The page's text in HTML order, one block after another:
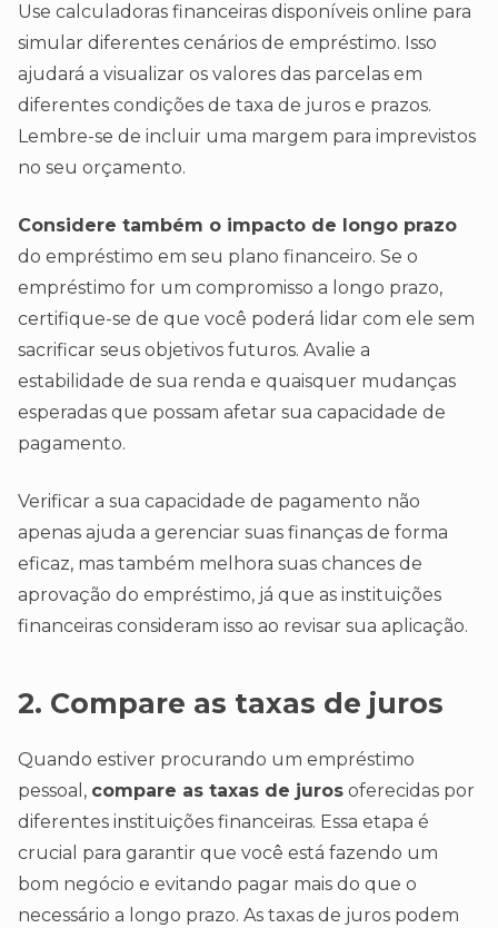
Use calculadoras financeiras disponíveis online para
simular diferentes cenários de empréstimo. Isso
ajudará a visualizar os valores das parcelas em
diferentes condições de taxa de juros e prazos.
Lembre-se de incluir uma margem para imprevistos
no seu orçamento.
Considere também o impacto de longo prazo
do empréstimo em seu plano financeiro. Se o
empréstimo for um compromisso a longo prazo,
certifique-se de que você poderá lidar com ele sem
sacrificar seus objetivos futuros. Avalie a
estabilidade de sua renda e quaisquer mudanças
esperadas que possam afetar sua capacidade de
pagamento.
Verificar a sua capacidade de pagamento não
apenas ajuda a gerenciar suas finanças de forma
eficaz, mas também melhora suas chances de
aprovação do empréstimo, já que as instituições
financeiras consideram isso ao revisar sua aplicação.
2. Compare as taxas de juros
Quando estiver procurando um empréstimo
pessoal, compare as taxas de juros oferecidas por
diferentes instituições financeiras. Essa etapa é
crucial para garantir que você está fazendo um
bom negócio e evitando pagar mais do que o
necessário a longo prazo. As taxas de juros podem